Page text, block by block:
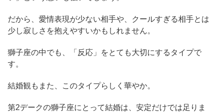
だから、愛情表現が少ない相手や、クールすぎる相手とは
少し寂しさを抱えやすいかもしれません。
獅子座の中でも、「反応」をとても大切にするタイプで
す。
結婚観もまた、このタイプらしく華やか。
第2デークの獅子座にとって結婚は、安定だけでは足りま